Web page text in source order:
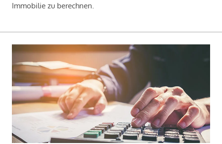
Immobilie zu berechnen.